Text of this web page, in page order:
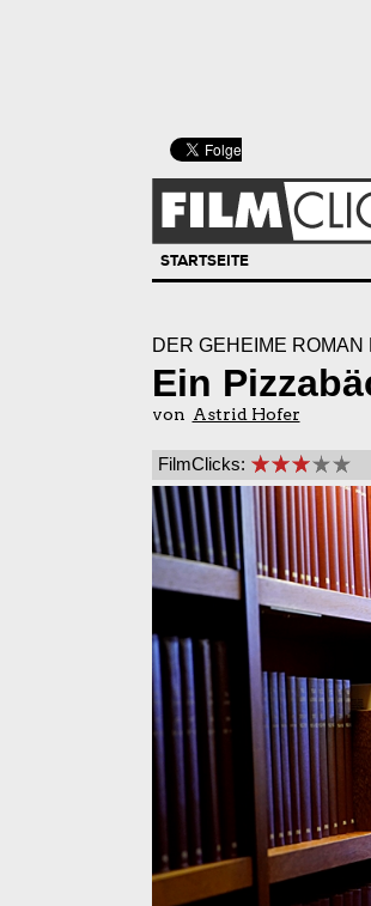
STARTSEITE
DER GEHEIME
Ein
von Astrid Hofer
FilmClicks: